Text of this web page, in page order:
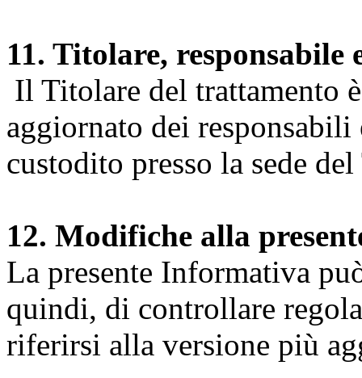
11. Titolare, responsabile
Il Titolare del trattamento
aggiornato dei
custodito presso la sede
12. Modifiche alla
La presente Informativa
quindi, di controllare
riferirsi alla versione più